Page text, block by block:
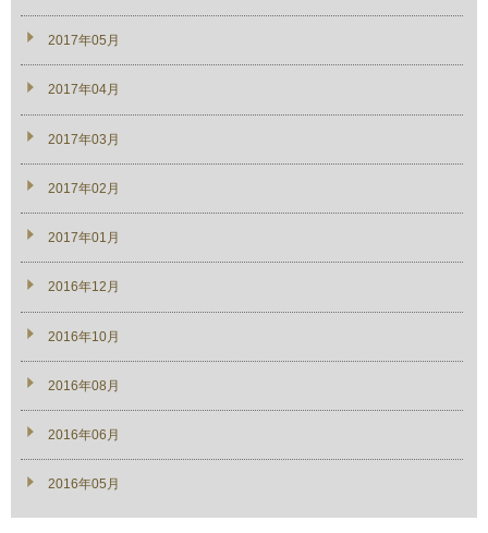
2017年05月
2017年04月
2017年03月
2017年02月
2017年01月
2016年12月
2016年10月
2016年08月
2016年06月
2016年05月